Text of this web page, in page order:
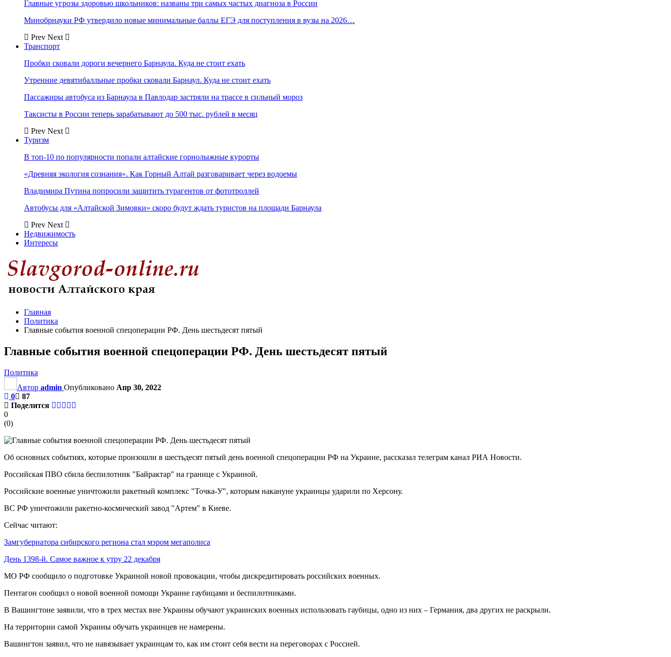
Главные угрозы здоровью школьников: названы три самых частых диагноза в России
Минобрнауки РФ утвердило новые минимальные баллы ЕГЭ для поступления в вузы на 2026…
Prev Next
Транспорт
Пробки сковали дороги вечернего Барнаула. Куда не стоит ехать
Утренние девятибалльные пробки сковали Барнаул. Куда не стоит ехать
Пассажиры автобуса из Барнаула в Павлодар застряли на трассе в сильный мороз
Таксисты в России теперь зарабатывают до 500 тыс. рублей в месяц
Prev Next
Туризм
В топ-10 по популярности попали алтайские горнолыжные курорты
«Древняя экология сознания». Как Горный Алтай разговаривает через водоемы
Владимира Путина попросили защитить турагентов от фототроллей
Автобусы для «Алтайской Зимовки» скоро будут ждать туристов на площади Барнаула
Prev Next
Недвижимость
Интересы
Главная
Политика
Главные события военной спецоперации РФ. День шестьдесят пятый
Главные события военной спецоперации РФ. День шестьдесят пятый
Политика
Автор admin Опубликовано Апр 30, 2022
0
87
Поделится
0
(0)
Об основных событиях, которые произошли в шестьдесят пятый день военной спецоперации РФ на Украине, рассказал телеграм канал РИА Новости.
Российская ПВО сбила беспилотник "Байрактар" на границе с Украиной.
Российские военные уничтожили ракетный комплекс "Точка-У", которым накануне украинцы ударили по Херсону.
ВС РФ уничтожили ракетно-космический завод "Артем" в Киеве.
Сейчас читают:
Замгубернатора сибирского региона стал мэром мегаполиса
День 1398-й. Самое важное к утру 22 декабря
МО РФ сообщило о подготовке Украиной новой провокации, чтобы дискредитировать российских военных.
Пентагон сообщил о новой военной помощи Украине гаубицами и беспилотниками.
В Вашингтоне заявили, что в трех местах вне Украины обучают украинских военных использовать гаубицы, одно из них – Германия, два других не раскрыли.
На территории самой Украины обучать украинцев не намерены.
Вашингтон заявил, что не навязывает украинцам то, как им стоит себя вести на переговорах с Россией.